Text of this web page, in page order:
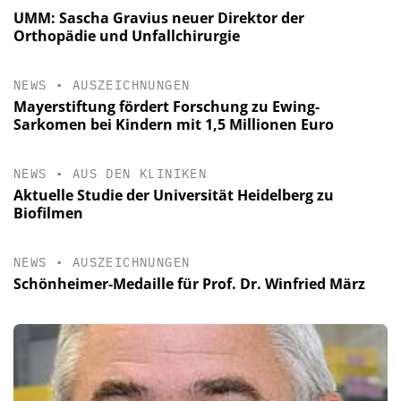
UMM: Sascha Gravius neuer Direktor der
Orthopädie und Unfallchirurgie
NEWS • AUSZEICHNUNGEN
Mayerstiftung fördert Forschung zu Ewing-
Sarkomen bei Kindern mit 1,5 Millionen Euro
NEWS • AUS DEN KLINIKEN
Aktuelle Studie der Universität Heidelberg zu
Biofilmen
NEWS • AUSZEICHNUNGEN
Schönheimer-Medaille für Prof. Dr. Winfried März